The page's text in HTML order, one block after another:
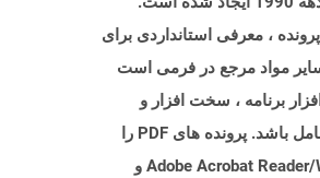
، معرفی استانداردی برای
سایر مواد مرجع در فرمی است
برنامه ، سخت افزار و
همچنین سیستم عامل باشد. پرونده های PDF را
می توان در Adobe Acrobat Reader/Writer و